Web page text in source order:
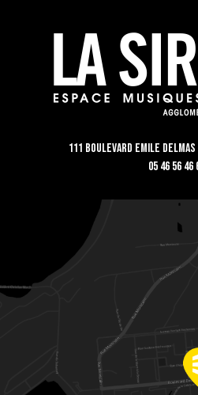
111 Boulevard Emile
05 46 56 46